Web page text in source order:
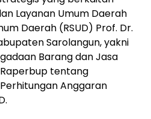
Layanan Umum Daerah
Daerah (RSUD) Prof. Dr.
Sarolangun, yakni
Barang dan Jasa
Raperbup tentang
Anggaran